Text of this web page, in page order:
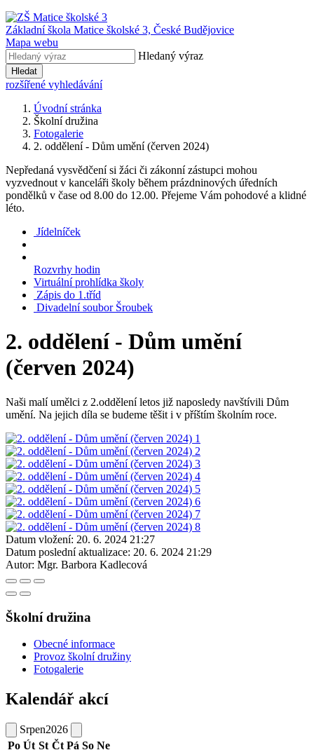
Základní škola Matice školské 3, České Budějovice
Mapa webu
Hledaný výraz
Hledat
rozšířené vyhledávání
Úvodní stránka
Školní družina
Fotogalerie
2. oddělení - Dům umění (červen 2024)
Nepředaná vysvědčení si žáci či zákonní zástupci mohou
vyzvednout v kanceláři školy během prázdninových úředních
pondělků v čase od 8.00 do 12.00. Přejeme Vám pohodové a klidné
léto.
Jídelníček
Rozvrhy hodin
Virtuální prohlídka školy
Zápis do 1.tříd
Divadelní soubor Šroubek
2. oddělení - Dům umění
(červen 2024)
Naši malí umělci z 2.oddělení letos již naposledy navštívili Dům
umění. Na jejich díla se budeme těšit i v příštím školním roce.
Datum vložení: 20. 6. 2024 21:27
Datum poslední aktualizace: 20. 6. 2024 21:29
Autor: Mgr. Barbora Kadlecová
Školní družina
Obecné informace
Provoz školní družiny
Fotogalerie
Kalendář akcí
Srpen2026
Po Út St Čt Pá So Ne